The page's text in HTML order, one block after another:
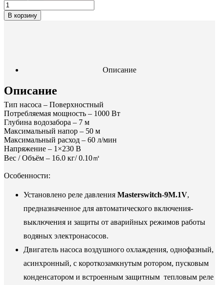
В корзину
Описание
Описание
Тип насоса – Поверхностный
Потребляемая мощность – 1000 Вт
Глубина водозабора – 7 м
Максимальный напор – 50 м
Максимальный расход – 60 л/мин
Напряжение – 1×230 В
Вес / Объём – 16.0 кг/ 0.10㎥
Особенности:
Установлено реле давления Masterswitch-9M.1V,
предназначенное для автоматического включения-
выключения и защиты от аварийных режимов работы
водяных электронасосов.
Двигатель насоса воздушного охлаждения, однофазный,
асинхронный, с короткозамкнутым ротором, пусковым
конденсатором и встроенным защитным тепловым реле